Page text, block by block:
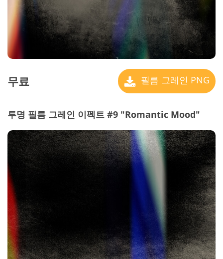
무료 필름 그레인 PNG
투명 필름 그레인 이펙트 #9 "Romantic Mood"